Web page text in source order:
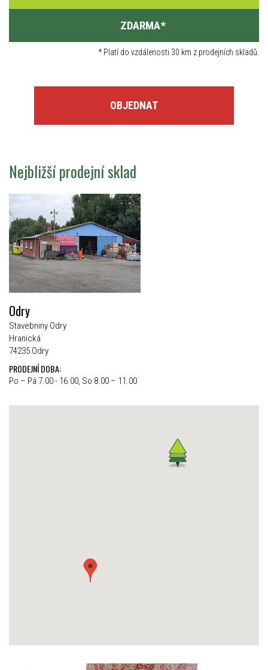
ZDARMA*
*Platí do vzdálenosti 30 km z prodejních skladů.
OBJEDNAT
Nejbližší prodejní sklad
Odry
Stavebniny Odry
Hranická
74235 Odry
PRODEJNÍ DOBA:
Po – Pá 7.00 - 16.00, So 8.00 – 11.00